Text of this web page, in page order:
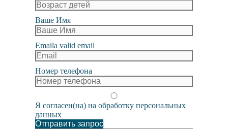
Ваше Имя
Emaila valid email
Номер телефона
Я согласен(на) на обработку персональных
данных
Отправить запрос